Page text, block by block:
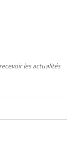
les actualités